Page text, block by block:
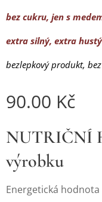
bez cukru, jen s
extra silný, extra
bezlepkový produkt,
90.00 Kč
NUTRIČNÍ
výrobku
Energetická hodnota